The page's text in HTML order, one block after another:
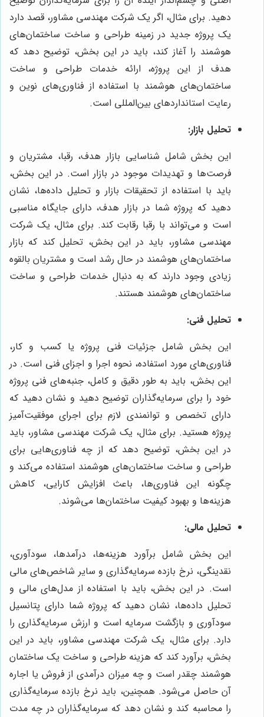
دهید. برای مثال، اگر یک شرکت مهندسی مشاور، قصد دارد
یک پروژه جدید در زمینه طراحی و ساخت ساختمان‌های
هوشمند را آغاز کند، باید در این بخش، توضیح دهد که
هدف از این پروژه، ارائه خدمات طراحی و ساخت
ساختمان‌های هوشمند با استفاده از فناوری‌های نوین و
رعایت استانداردهای بین‌المللی است.
تحلیل بازار:
این بخش شامل شناسایی بازار هدف، رقبا، مشتریان و
فرصت‌ها و تهدیدات موجود در بازار است. در این بخش،
باید با استفاده از تحقیقات بازار و تحلیل داده‌ها، نشان
دهید که پروژه شما در بازار هدف، دارای جایگاه مناسبی
است و می‌تواند با رقبا رقابت کند. برای مثال، یک شرکت
مهندسی مشاور، باید در این بخش، تحلیل کند که بازار
ساختمان‌های هوشمند در حال رشد است و مشتریان بالقوه
زیادی وجود دارند که به دنبال خدمات طراحی و ساخت
ساختمان‌های هوشمند هستند.
تحلیل فنی:
این بخش شامل جزئیات فنی پروژه یا کسب و کار،
فناوری‌های مورد استفاده، نحوه اجرا و اجزای فنی است. در
این بخش، باید به طور دقیق و کامل، جنبه‌های فنی پروژه
خود را برای سرمایه‌گذاران توضیح دهید و نشان دهید که
دارای تخصص و توانمندی لازم برای اجرای موفقیت‌آمیز
پروژه هستید. برای مثال، یک شرکت مهندسی مشاور، باید
در این بخش، توضیح دهد که از چه فناوری‌هایی برای
طراحی و ساخت ساختمان‌های هوشمند استفاده می‌کند و
چگونه این فناوری‌ها، باعث افزایش کارایی، کاهش
هزینه‌ها و بهبود کیفیت ساختمان‌ها می‌شوند.
تحلیل مالی:
این بخش شامل برآورد هزینه‌ها، درآمدها، سودآوری،
نقدینگی، نرخ بازده سرمایه‌گذاری و سایر شاخص‌های مالی
است. در این بخش، باید با استفاده از مدل‌های مالی و
تحلیل داده‌ها، نشان دهید که پروژه شما دارای پتانسیل
سودآوری و بازگشت سرمایه است و ارزش سرمایه‌گذاری را
دارد. برای مثال، یک شرکت مهندسی مشاور، باید در این
بخش، برآورد کند که هزینه طراحی و ساخت یک ساختمان
هوشمند چقدر است و چه میزان درآمدی از فروش یا اجاره
آن حاصل می‌شود. همچنین، باید نرخ بازده سرمایه‌گذاری
را محاسبه کند و نشان دهد که سرمایه‌گذاران در چه مدت